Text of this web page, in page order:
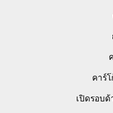
คาร์
เปิดรอบ